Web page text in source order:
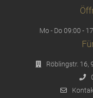
Mo - Do 09:00 -
Röblingstr. 16,